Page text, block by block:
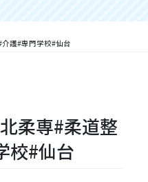
護#専門学校#仙台
柔専#柔道整
校#仙台